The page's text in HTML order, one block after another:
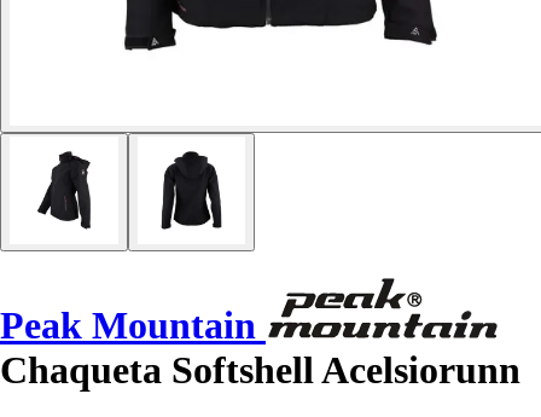
Peak Mountain
Chaqueta Softshell Acelsiorunn